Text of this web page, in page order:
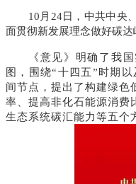
10月24日，中共中央
面贯彻新发展理念做好碳达
《意见》明确了我
图，围绕“十四五”时期
间节点，提出了构建绿色
率、提高非化石能源消费
生态系统碳汇能力等五个